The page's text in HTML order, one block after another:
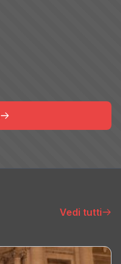
Vedi tutti